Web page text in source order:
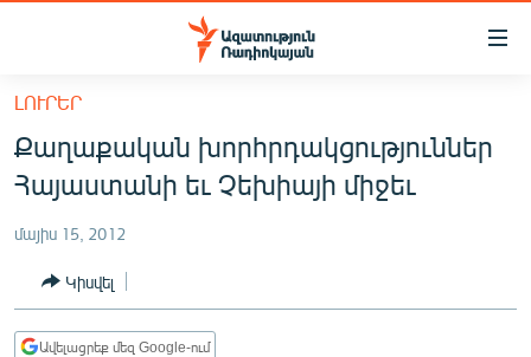
Մատչելիության
հիմնական
բովանդակությանը
Անցնել
հիմնական
մենյուին
ՀԱՅԱՍՏԱՆ
ՔԱՂԱՔԱԿԱՆ
ԸՆՏՐՈՒԹՅՈՒՆՆԵՐ 2026
ԻՐԱՎՈՒՆՔ
ՀԱՍԱՐԱԿՈՒԹՅՈՒՆ
ԼՈՒՐԵՐ
Քաղաքական խորհրդակցություններ
Հայաստանի եւ Չեխիայի միջեւ
մայիս 15, 2012
Կիսվել
Ավելացրեք մեզ Google-ում